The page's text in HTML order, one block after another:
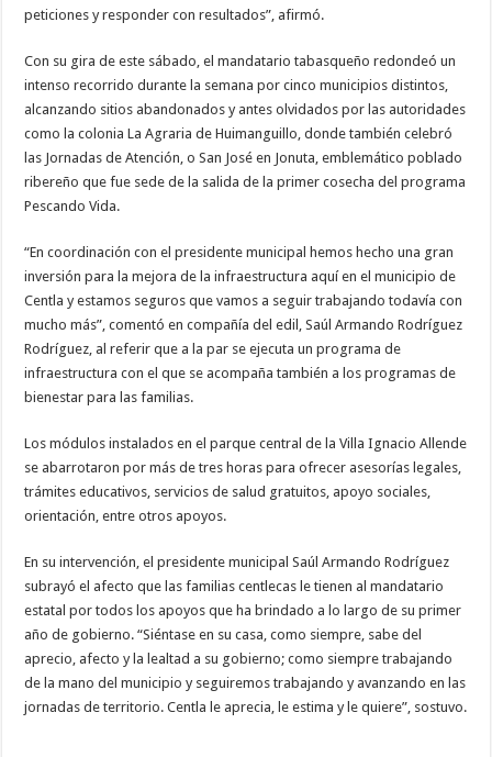
peticiones y responder con resultados”, afirmó.
Con su gira de este sábado, el mandatario tabasqueño redondeó un
intenso recorrido durante la semana por cinco municipios distintos,
alcanzando sitios abandonados y antes olvidados por las autoridades
como la colonia La Agraria de Huimanguillo, donde también celebró
las Jornadas de Atención, o San José en Jonuta, emblemático poblado
ribereño que fue sede de la salida de la primer cosecha del programa
Pescando Vida.
“En coordinación con el presidente municipal hemos hecho una gran
inversión para la mejora de la infraestructura aquí en el municipio de
Centla y estamos seguros que vamos a seguir trabajando todavía con
mucho más”, comentó en compañía del edil, Saúl Armando Rodríguez
Rodríguez, al referir que a la par se ejecuta un programa de
infraestructura con el que se acompaña también a los programas de
bienestar para las familias.
Los módulos instalados en el parque central de la Villa Ignacio Allende
se abarrotaron por más de tres horas para ofrecer asesorías legales,
trámites educativos, servicios de salud gratuitos, apoyo sociales,
orientación, entre otros apoyos.
En su intervención, el presidente municipal Saúl Armando Rodríguez
subrayó el afecto que las familias centlecas le tienen al mandatario
estatal por todos los apoyos que ha brindado a lo largo de su primer
año de gobierno. “Siéntase en su casa, como siempre, sabe del
aprecio, afecto y la lealtad a su gobierno; como siempre trabajando
de la mano del municipio y seguiremos trabajando y avanzando en las
jornadas de territorio. Centla le aprecia, le estima y le quiere”, sostuvo.